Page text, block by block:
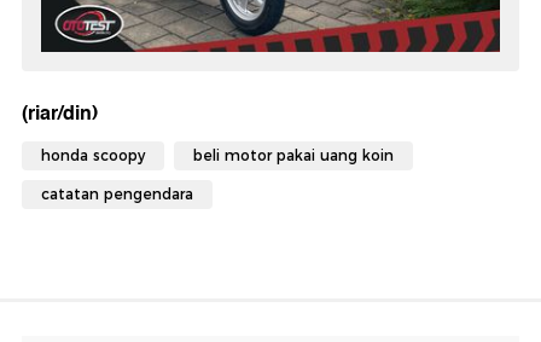
(riar/din)
honda scoopy beli motor pakai uang koin
catatan pengendara